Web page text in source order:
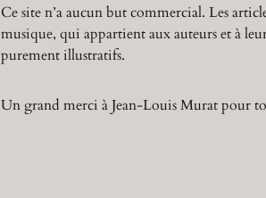
Ce site n’a aucun but commercial. Les
musique, qui appartient aux auteurs et à
purement illustratifs.
Un grand merci à Jean-Louis Murat pour